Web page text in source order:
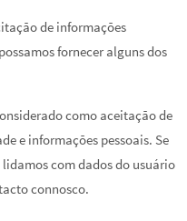
de informações
fornecer alguns dos
como aceitação de
e informações pessoais. Se
com dados do usuário
connosco.